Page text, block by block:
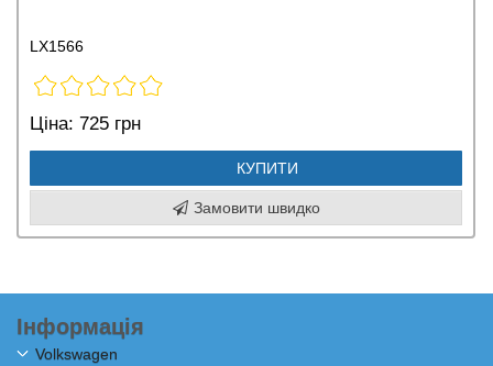
LX1566
Ціна: 725 грн
КУПИТИ
Замовити швидко
Інформація
Volkswagen